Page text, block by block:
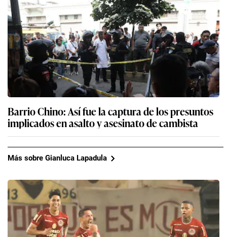
Barrio Chino: Así fue la captura de los presuntos
implicados en asalto y asesinato de cambista
Más sobre Gianluca Lapadula